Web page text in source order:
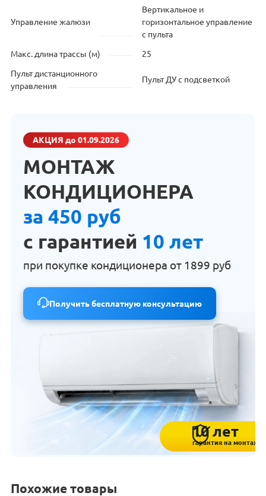
Управление жалюзи
Вертикальное и
горизонтальное управление
с пульта
Макс. длина трассы (м) 25
Пульт дистанционного
управления
Пульт ДУ с подсветкой
АКЦИЯ до 01.09.2026
МОНТАЖ
КОНДИЦИОНЕРА
за 450 руб
с гарантией 10 лет
при покупке кондиционера от 1899 руб
Получить бесплатную консультацию
10 лет
гарантия на монтаж
Похожие товары